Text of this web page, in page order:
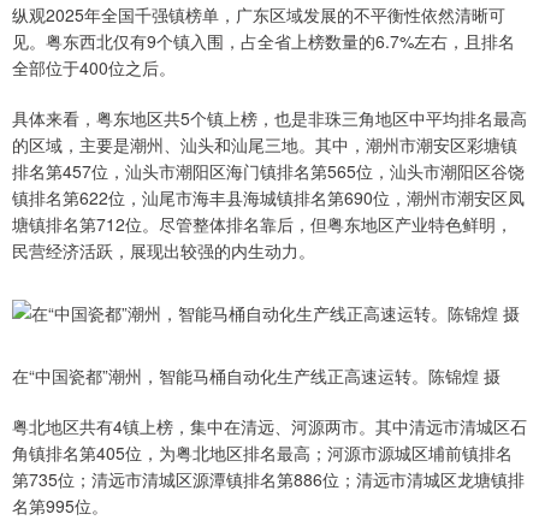
纵观2025年全国千强镇榜单，广东区域发展的不平衡性依然清晰可
见。粤东西北仅有9个镇入围，占全省上榜数量的6.7%左右，且排名
全部位于400位之后。
具体来看，粤东地区共5个镇上榜，也是非珠三角地区中平均排名最高
的区域，主要是潮州、汕头和汕尾三地。其中，潮州市潮安区彩塘镇
排名第457位，汕头市潮阳区海门镇排名第565位，汕头市潮阳区谷饶
镇排名第622位，汕尾市海丰县海城镇排名第690位，潮州市潮安区凤
塘镇排名第712位。尽管整体排名靠后，但粤东地区产业特色鲜明，
民营经济活跃，展现出较强的内生动力。
在“中国瓷都”潮州，智能马桶自动化生产线正高速运转。陈锦煌 摄
粤北地区共有4镇上榜，集中在清远、河源两市。其中清远市清城区石
角镇排名第405位，为粤北地区排名最高；河源市源城区埔前镇排名
第735位；清远市清城区源潭镇排名第886位；清远市清城区龙塘镇排
名第995位。